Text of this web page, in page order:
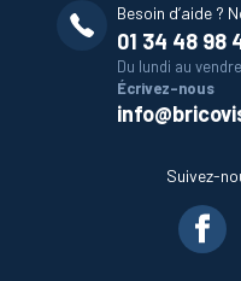
Besoin d’aide ?
01 34 48 98
Du lundi au
Écrivez-nous
Suivez-